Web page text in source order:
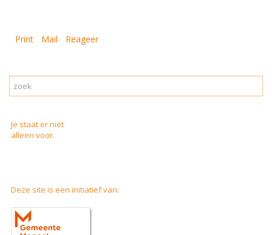
Print Mail Reageer
Je staat er niet
alleen voor.
Deze site is een initiatief van: